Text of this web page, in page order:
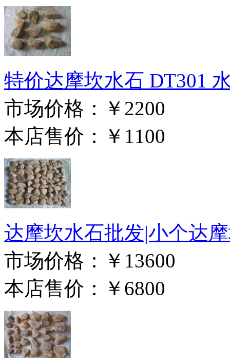
特价达摩坎水石 DT301
市场价格：
￥2200
本店售价：
￥1100
达摩坎水石批发|小个达
市场价格：
￥13600
本店售价：
￥6800